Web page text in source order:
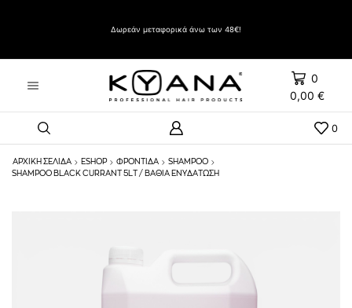
Δωρεάν μεταφορικά άνω των 48€!
0
0,00 €
0
ΑΡΧΙΚΉ ΣΕΛΊΔΑ ESHOP ΦΡΟΝΤΙΔΑ
SHAMPOO
SHAMPOO BLACK CURRANT 5LT / ΒΑΘΙΆ ΕΝΥΔΆΤΩΣΗ